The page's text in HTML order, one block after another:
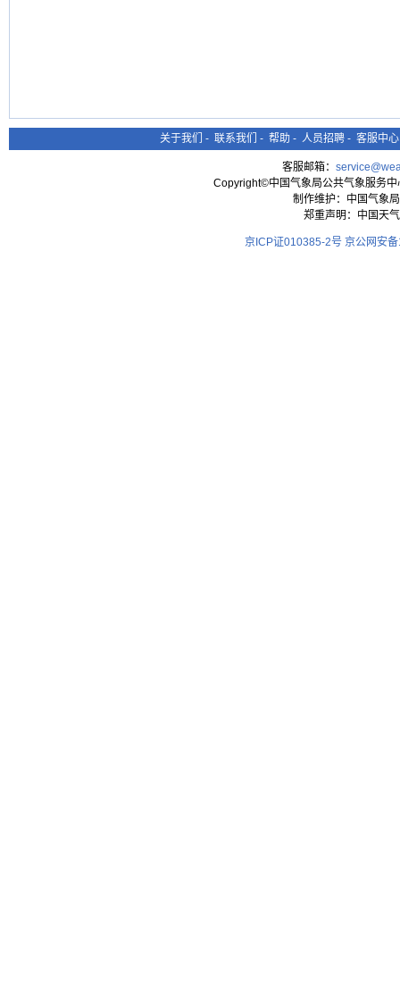
关于我们 - 联系我们 - 帮助 - 人员招聘 - 客服中心
客服邮箱：
Copyright©中国气象局公共气象服务
制作维护：中国气象
郑重声明：中国天
京ICP证010385-2号 京公网安